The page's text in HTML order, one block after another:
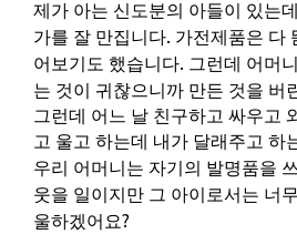
제가 아는 신도분의 아들이 있는
가를 잘 만집니다. 가전제품은 다
어보기도 했습니다. 그런데 어머
는 것이 귀찮으니까 만든 것을 버
그런데 어느 날 친구하고 싸우고
고 울고 하는데 내가 달래주고 하
우리 어머니는 자기의 발명품을
웃을 일이지만 그 아이로서는 너
울하겠어요?